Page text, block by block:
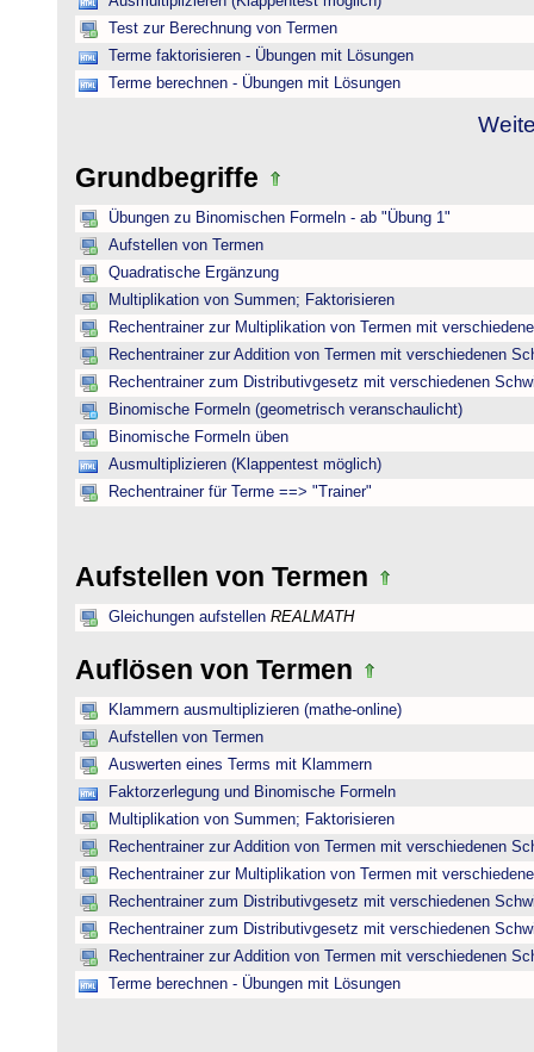
Test zur Berechnung von Termen
Terme faktorisieren - Übungen mit Lösungen
Terme berechnen - Übungen mit Lösungen
Grundbegriffe
Übungen zu Binomischen Formeln - ab "Übung 1"
Aufstellen von Termen
Quadratische Ergänzung
Multiplikation von Summen; Faktorisieren
Rechentrainer zur Multiplikation von Termen mit
Rechentrainer zur Addition von Termen mit verschiedenen
Rechentrainer zum Distributivgesetz mit verschiedenen
Binomische Formeln (geometrisch veranschaulicht)
Binomische Formeln üben
Ausmultiplizieren (Klappentest möglich)
Rechentrainer für Terme ==> "Trainer"
Aufstellen von Termen
Gleichungen aufstellen REALMATH
Auflösen von Termen
Klammern ausmultiplizieren (mathe-online)
Aufstellen von Termen
Auswerten eines Terms mit Klammern
Faktorzerlegung und Binomische Formeln
Multiplikation von Summen; Faktorisieren
Rechentrainer zur Addition von Termen mit verschiedenen
Rechentrainer zur Multiplikation von Termen mit
Rechentrainer zum Distributivgesetz mit verschiedenen
Rechentrainer zum Distributivgesetz mit verschiedenen
Rechentrainer zur Addition von Termen mit verschiedenen
Terme berechnen - Übungen mit Lösungen